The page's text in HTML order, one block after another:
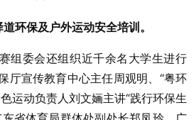
环保及户外运动安全培训。
委会还组织近千余名大学生进行
厅宣传教育中心主任周观明、“粤环
运动负责人刘文婳主讲“践行环保生